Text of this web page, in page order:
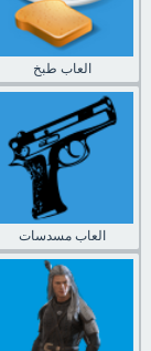
العاب طبخ
العاب مسدسات